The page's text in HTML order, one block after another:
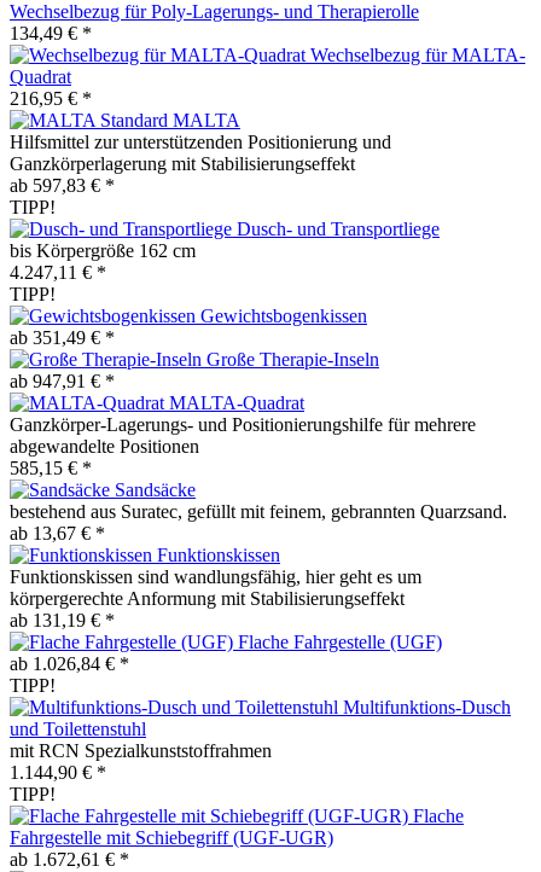
Wechselbezug für Poly-Lagerungs- und Therapierolle
134,49 € *
Wechselbezug für MALTA-
Quadrat
216,95 € *
MALTA
Hilfsmittel zur unterstützenden Positionierung und
Ganzkörperlagerung mit Stabilisierungseffekt
ab 597,83 € *
TIPP!
Dusch- und Transportliege
bis Körpergröße 162 cm
4.247,11 € *
TIPP!
Gewichtsbogenkissen
ab 351,49 € *
Große Therapie-Inseln
ab 947,91 € *
MALTA-Quadrat
Ganzkörper-Lagerungs- und Positionierungshilfe für mehrere
abgewandelte Positionen
585,15 € *
Sandsäcke
bestehend aus Suratec, gefüllt mit feinem, gebrannten Quarzsand.
ab 13,67 € *
Funktionskissen
Funktionskissen sind wandlungsfähig, hier geht es um
körpergerechte Anformung mit Stabilisierungseffekt
ab 131,19 € *
Flache Fahrgestelle (UGF)
ab 1.026,84 € *
TIPP!
Multifunktions-Dusch
und Toilettenstuhl
mit RCN Spezialkunststoffrahmen
1.144,90 € *
TIPP!
Flache
Fahrgestelle mit Schiebegriff (UGF-UGR)
ab 1.672,61 € *